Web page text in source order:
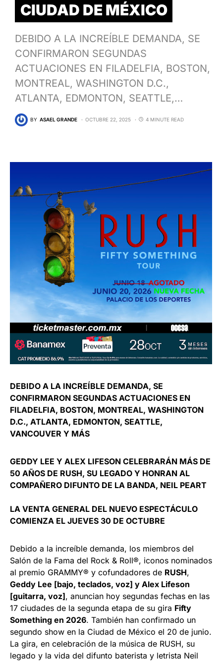
CIUDAD DE MÉXICO
DEBIDO A LA INCREÍBLE DEMANDA, SE
CONFIRMARON SEGUNDAS
ACTUACIONES EN FILADELFIA, BOSTON,
MONTREAL, WASHINGTON D.C.,
ATLANTA, EDMONTON, SEATTLE,…
BY ASAEL GRANDE OCTUBRE 22, 2025 4 MINUTE READ
DEBIDO A LA INCREÍBLE DEMANDA, SE
CONFIRMARON SEGUNDAS ACTUACIONES EN
FILADELFIA, BOSTON, MONTREAL, WASHINGTON
D.C., ATLANTA, EDMONTON, SEATTLE,
VANCOUVER Y MÁS
GEDDY LEE Y ALEX LIFESON CELEBRARÁN MÁS DE
50 AÑOS DE RUSH, SU LEGADO Y HONRAN AL
COMPAÑERO DIFUNTO DE LA BANDA, NEIL PEART
LA VENTA GENERAL DEL NUEVO ESPECTÁCULO
COMIENZA EL JUEVES 30 DE OCTUBRE
Debido a la increíble demanda, los miembros del
Salón de la Fama del Rock & Roll®, iconos nominados
al premio GRAMMY® y cofundadores de RUSH,
Geddy Lee [bajo, teclados, voz] y Alex Lifeson
[guitarra, voz], anuncian hoy segundas fechas en las
17 ciudades de la segunda etapa de su gira Fifty
Something en 2026. También han confirmado un
segundo show en la Ciudad de México el 20 de junio.
La gira, en celebración de la música de RUSH, su
legado y la vida del difunto baterista y letrista Neil